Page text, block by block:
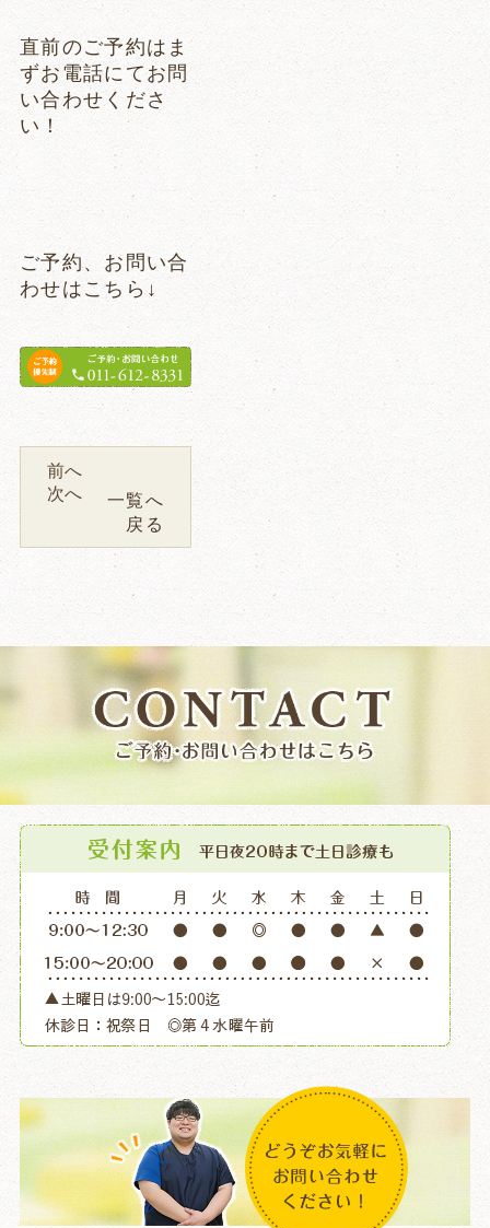
直前のご予約はま
ずお電話にてお問
い合わせくださ
い！
ご予約、お問い合
わせはこちら↓
前へ
次へ
一覧へ
戻る